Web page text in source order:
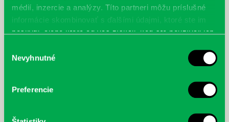
médií, inzercie a analýzy. Títo partneri môžu príslušné
informácie skombinovať s ďalšími údajmi, ktoré ste im
poskytli, alebo ktoré od vás získali, keď ste používali ich
súhlasu
Nevyhnutné
Preferencie
McGrath, Andy: Tadej Pogačar:
cyklistu modernej doby:
nezastaviteľný
Bárdy, Peter: Radičová